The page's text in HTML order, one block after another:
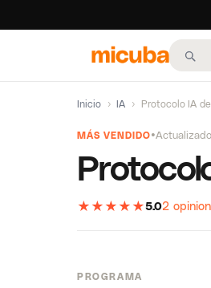
Inicio › IA › Protocolo IA
MÁS VENDIDO
★ ★ ★ ★ ★5.02
PROGRAMA